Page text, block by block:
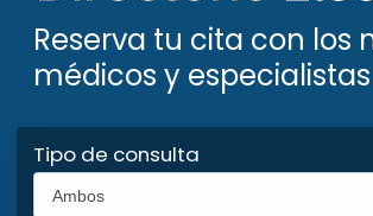
Reserva tu cita con los
médicos y especialistas
Tipo de consulta